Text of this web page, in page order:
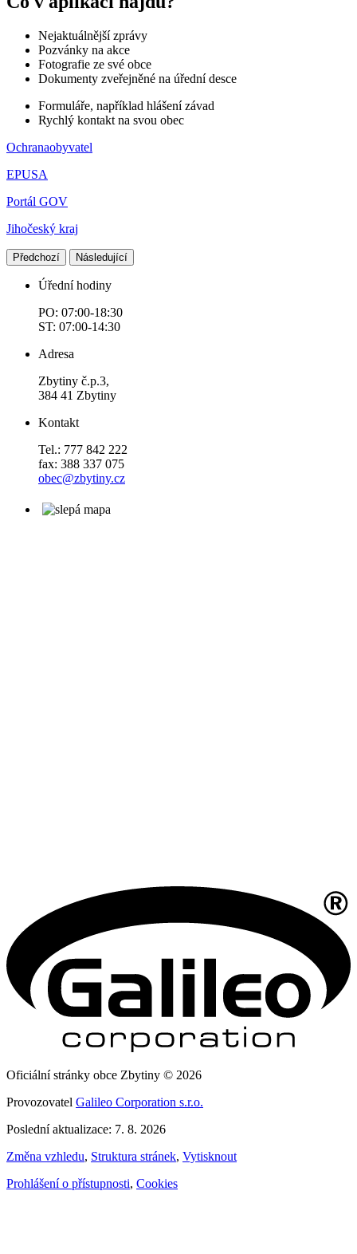
Nejaktuálnější zprávy
Pozvánky na akce
Fotografie ze své obce
Dokumenty zveřejněné na úřední desce
Formuláře, například hlášení závad
Rychlý kontakt na svou obec
Ochranaobyvatel
EPUSA
Portál GOV
Jihočeský kraj
Předchozí Následující
Úřední hodiny
PO: 07:00-18:30
ST: 07:00-14:30
Adresa
Zbytiny č.p.3,
384 41 Zbytiny
Kontakt
Tel.: 777 842 222
fax: 388 337 075
obec@zbytiny.cz
Oficiální stránky obce Zbytiny © 2026
Provozovatel Galileo Corporation s.r.o.
Poslední aktualizace: 7. 8. 2026
Změna vzhledu, Struktura stránek, Vytisknout
Prohlášení o přístupnosti, Cookies